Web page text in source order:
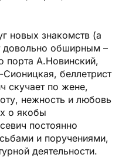
новых знакомств (а
довольно обширным –
порта А.Новинский,
беллетрист
скучает по жене,
нежность и любовь
о якобы
постоянно
и поручениями,
деятельности.